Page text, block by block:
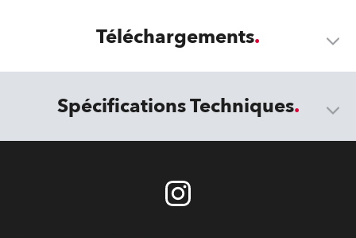
Téléchargements
Spécifications Techniques